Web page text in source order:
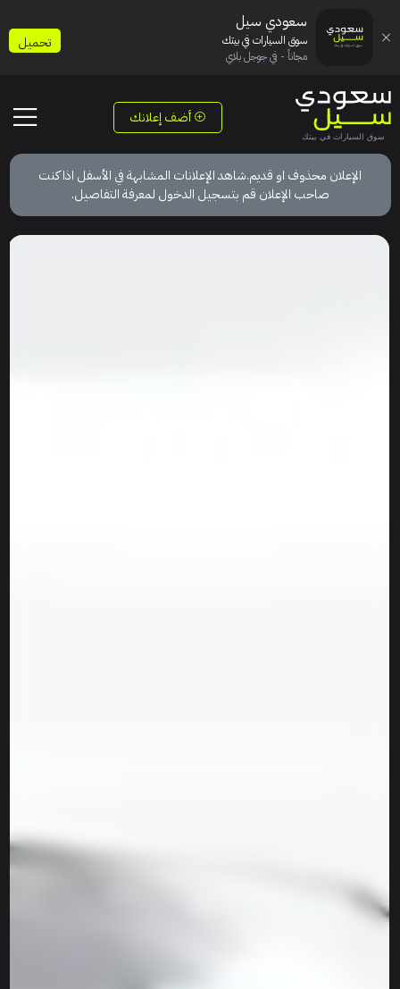
أضف إعلانك
الإعلان محذوف او قديم.شاهد الإعلانات المشابهة في الأسفل اذا كنت
صاحب الإعلان قم بتسجيل الدخول لمعرفة التفاصيل.
سعودي سيل
سوق السيارات في بيتك
مجاناً - في جوجل بلاي
تحميل